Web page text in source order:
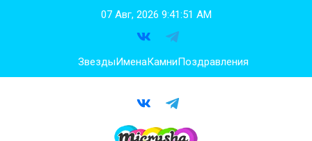
07 Авг, 2026 9:41:52 AM
ЗвездыИменаКамниПоздравления